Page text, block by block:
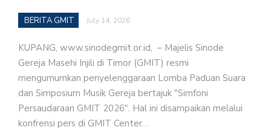
BERITA GMIT July 14, 2026
KUPANG, www.sinodegmit.or.id, – Majelis Sinode
Gereja Masehi Injili di Timor (GMIT) resmi
mengumumkan penyelenggaraan Lomba Paduan Suara
dan Simposium Musik Gereja bertajuk "Simfoni
Persaudaraan GMIT 2026". Hal ini disampaikan melalui
konfrensi pers di GMIT Center…